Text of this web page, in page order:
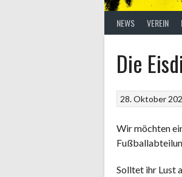
NEWS VEREIN
Die
28. Oktober
Wir möchten
Solltet ihr Lust